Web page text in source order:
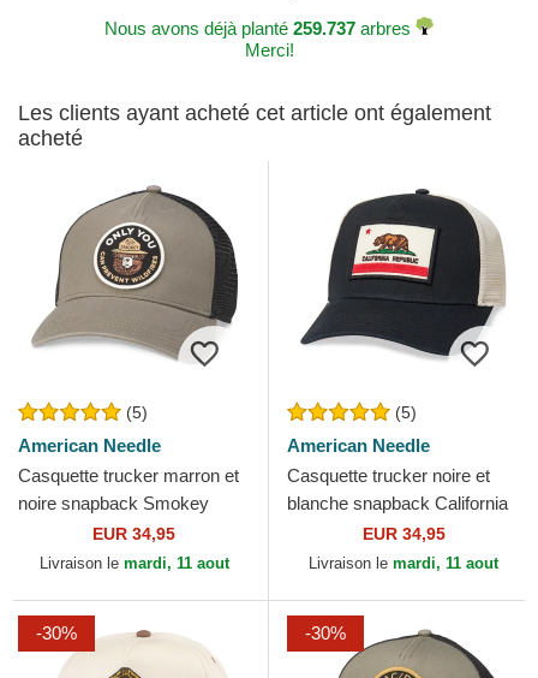
Nous avons déjà planté 259.737 arbres
Merci!
Les clients ayant acheté cet article ont également
acheté
(5)
American Needle
Casquette trucker marron et
noire snapback Smokey
Bear Valin American Needle
EUR 34,95
Livraison le mardi, 11 aout
(5)
American Needle
Casquette trucker noire et
blanche snapback California
Bear Valin American Needle
EUR 34,95
Livraison le mardi, 11 aout
-30% -30%